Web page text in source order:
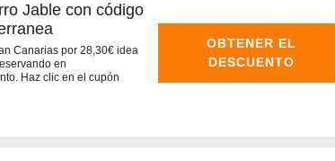
Jable con código
Canarias por 28,30€ idea
en
Haz clic en el cupón
OBTENER EL
DESCUENTO